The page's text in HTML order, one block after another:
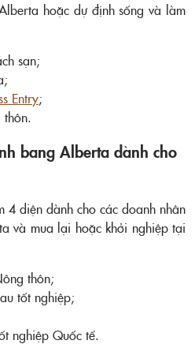
hoặc dự định sống và làm
sạn;
Entry;
bang Alberta dành cho
4 diện dành cho các doanh nhân
và mua lại hoặc khởi nghiệp tại
thôn;
tốt nghiệp;
nghiệp Quốc tế.